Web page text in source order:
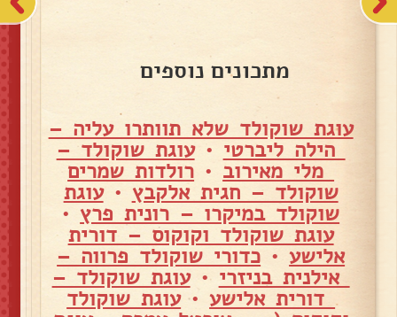
מתכונים נוספים
עוגת שוקולד שלא תוותרו עליה –
הילה ליברטי •עוגת שוקולד –
מלי מאירוב • רולדות שמרים
שוקולד – חגית אלקבץ •עוגת
שוקולד במיקרו – רונית פרץ •
עוגת שוקולד וקוקוס – דורית
אלישע• כדורי שוקולד פרווה –
אילנית בניזרי •עוגת שוקולד –
דורית אלישע•עוגת שוקולד